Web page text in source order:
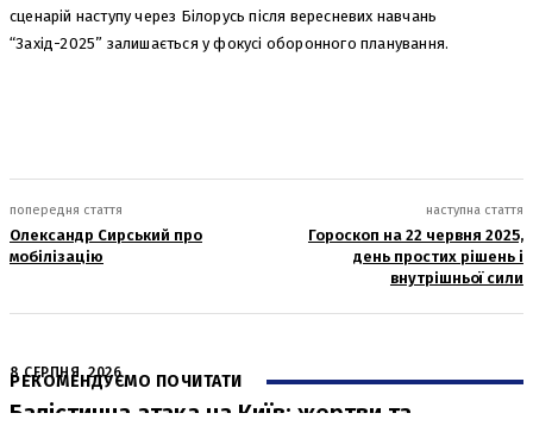
сценарій наступу через Білорусь після вересневих навчань
“Захід-2025” залишається у фокусі оборонного планування.
попередня стаття
Олександр Сирський про
мобілізацію
наступна стаття
Гороскоп на 22 червня 2025,
день простих рішень і
внутрішньої сили
РЕКОМЕНДУЄМО ПОЧИТАТИ
8 СЕРПНЯ, 2026
Балістична атака на Київ: жертви та